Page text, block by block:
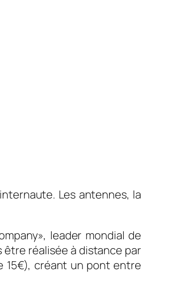
Les antennes, la
leader mondial de
réalisée à distance par
15€), créant un pont entre